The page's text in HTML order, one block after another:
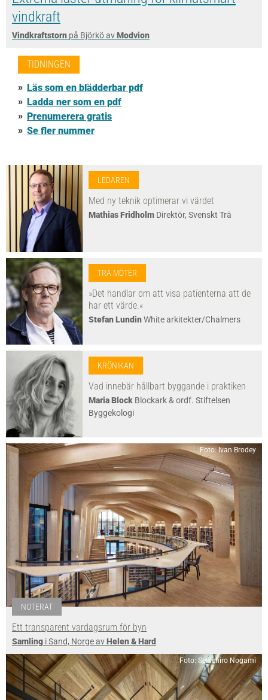
vindkraft
Vindkraftstorn på Björkö avModvion
TIDNINGEN
Läs som en blädderbar pdf
Ladda ner som en pdf
Prenumerera gratis
Se fler nummer
LEDAREN
Med ny teknik optimerar vi värdet
Mathias Fridholm Direktör, Svenskt Trä
TRÄ MÖTER
»Det handlar om att visa patienterna att de
har ett värde.«
Stefan LundinWhite arkitekter/Chalmers
KRÖNIKAN
Vad innebär hållbart byggande i praktiken
Maria Block Blockark & ordf. Stiftelsen
Byggekologi
Foto: Ivan Brodey
NOTERAT
Ett transparent vardagsrum för byn
Samling i Sand, Norge avHelen & Hard
Foto: Senichiro Nogami